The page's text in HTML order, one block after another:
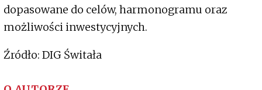
dopasowane do celów, harmonogramu oraz
możliwości inwestycyjnych.
Źródło: DIG Świtała